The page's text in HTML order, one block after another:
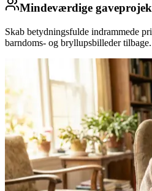
Mindeværdige
Skab betydningsfulde indrammede
barndoms- og bryllupsbilleder tilbage.